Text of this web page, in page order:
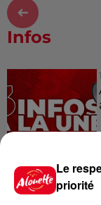
Infos
Le
priorité